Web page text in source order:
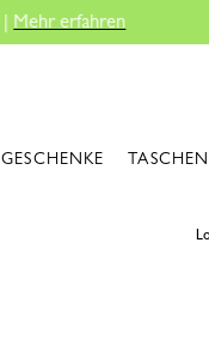
GESCHENKE TASCHEN